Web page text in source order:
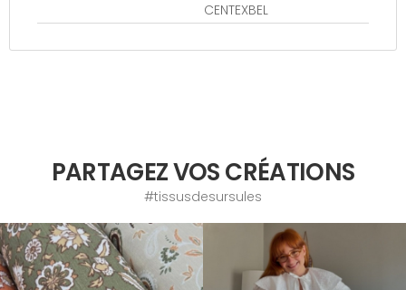
CENTEXBEL
PARTAGEZ VOS CRÉATIONS
#tissusdesursules